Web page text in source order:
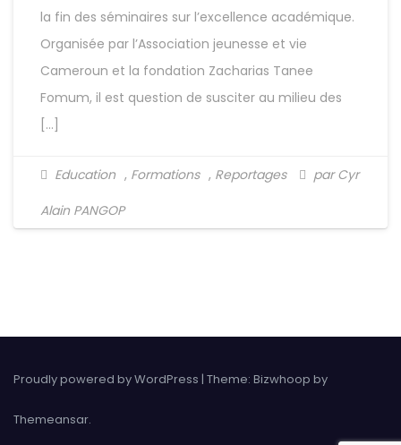
la fin des séminaires sur l’excellence académique.
Organisée par l’Association jeunesse et vie
Cameroun et la fondation Zacharias Tanee
Fomum, il est question de susciter au milieu des
[…]
Education , Formations , Reportages
par Cyr
Alain PANGOP
Proudly powered by WordPress | Theme: Bizwhoop by
Themeansar.